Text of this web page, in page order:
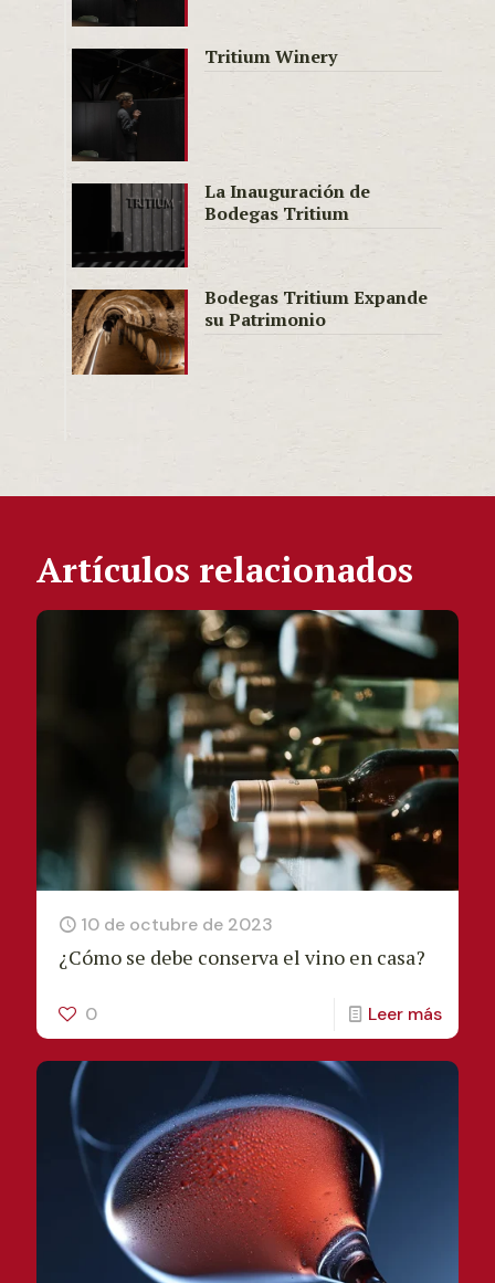
Tritium Winery
La Inauguración de
Bodegas Tritium
Bodegas Tritium Expande
su Patrimonio
Artículos relacionados
10 de octubre de 2023
¿Cómo se debe conserva el vino en casa?
0 Leer más